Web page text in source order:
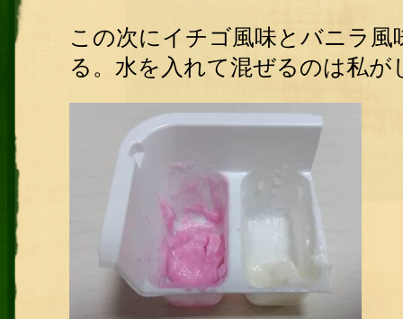
この次にイチゴ風味とバニラ
る。水を入れて混ぜるのは私が